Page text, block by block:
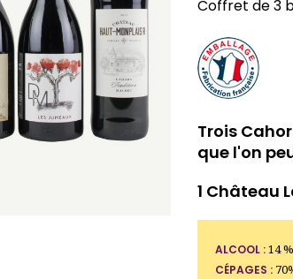
Coffret de 3
Trois
que l'on
1 Château
ALCOOL :14
CÉPAGES :